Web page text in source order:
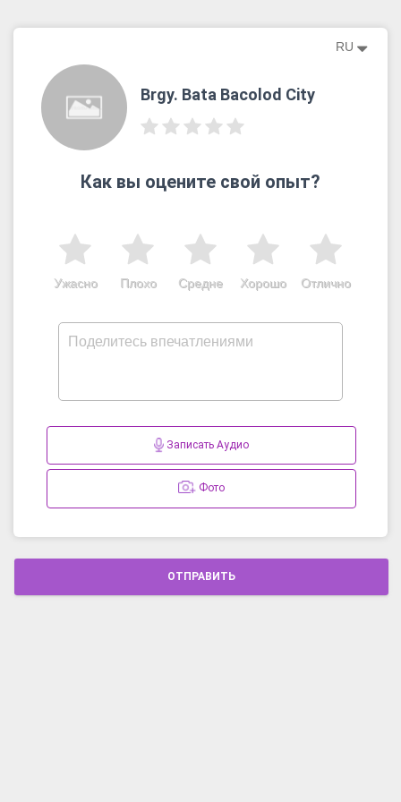
RU
Brgy. Bata Bacolod City
Как вы оцените свой опыт?
Отлично
Хорошо
Средне
Плохо
Ужасно
Записать Аудио
Фото
ОТПРАВИТЬ